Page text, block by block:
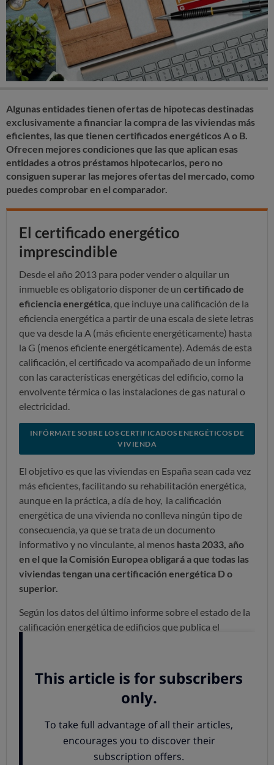
Algunas entidades tienen ofertas de hipotecas destinadas
exclusivamente a financiar la compra de las viviendas más
eficientes, las que tienen certificados energéticos A o B.
Ofrecen mejores condiciones que las que aplican esas
entidades a otros préstamos hipotecarios, pero no
consiguen superar las mejores ofertas del mercado, como
puedes comprobar en el comparador.
El certificado energético
imprescindible
Desde el año 2013 para poder vender o alquilar un
inmueble es obligatorio disponer de un certificado de
eficiencia energética , que incluye una calificación de la
eficiencia energética a partir de una escala de siete letras
que va desde la A (más eficiente energéticamente) hasta
la G (menos eficiente energéticamente). Además de esta
calificación, el certificado va acompañado de un informe
con las características energéticas del edificio, como la
envolvente térmica o las instalaciones de gas natural o
electricidad.
INFÓRMATE SOBRE LOS CERTIFICADOS ENERGÉTICOS DE
VIVIENDA
El objetivo es que las viviendas en España sean cada vez
más eficientes, facilitando su rehabilitación energética,
aunque en la práctica, a día de hoy, la calificación
energética de una vivienda no conlleva ningún tipo de
consecuencia, ya que se trata de un documento
informativo y no vinculante, al menos hasta 2033, año
en el que la Comisión Europea obligará a que todas las
viviendas tengan una certificación energética D o
superior.
Según los datos del último informe sobre el estado de la
calificación energética de edificios que publica el
certificados de edificios existentes registrados por las
Comunidades Autónomas. Más de la mitad ( 54,66%)
tiene una calificación energética E, mientras que
La eficiencia energética es también una prioridad para